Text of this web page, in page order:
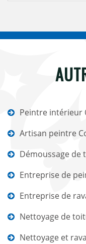
Peintre intérieur
Artisan peintre
Démoussage de
Entreprise de
Entreprise de
Nettoyage de
Nettoyage et